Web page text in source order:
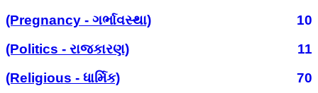
(Pregnancy - ગર્ભાવસ્થા)
10
(Politics - રાજકારણ)
11
(Religious - ધાર્મિક)
70